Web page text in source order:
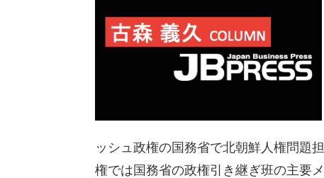
ッシュ政権の国務省で北朝鮮人権問題
権では国務省の政権引き継ぎ班の主要